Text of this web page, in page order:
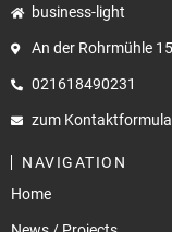
business-light
An der Rohrmühle
021618490231
zum
NAVIGATION
Home